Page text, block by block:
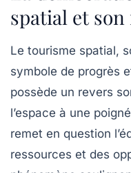
spatial et son
Le tourisme spatial,
symbole de progrès
possède un revers
l’espace à une
remet en question
ressources et des